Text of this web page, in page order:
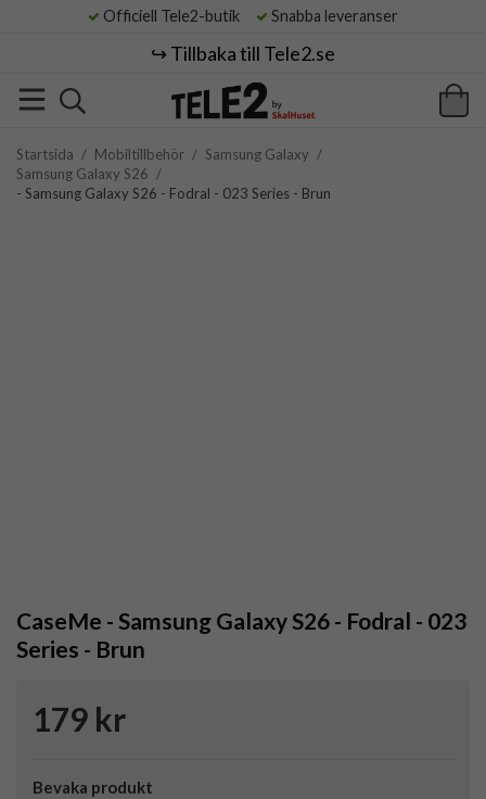
Officiell Tele2-butik Snabba leveranser
↪️ Tillbaka till Tele2.se
Startsida / Mobiltillbehör / Samsung Galaxy /
Samsung Galaxy S26 /
- Samsung Galaxy S26 - Fodral - 023 Series - Brun
CaseMe - Samsung Galaxy S26 - Fodral - 023
Series - Brun
179 kr
Bevaka produkt